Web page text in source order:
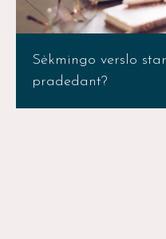
Sėkmingo verslo
pradedant?